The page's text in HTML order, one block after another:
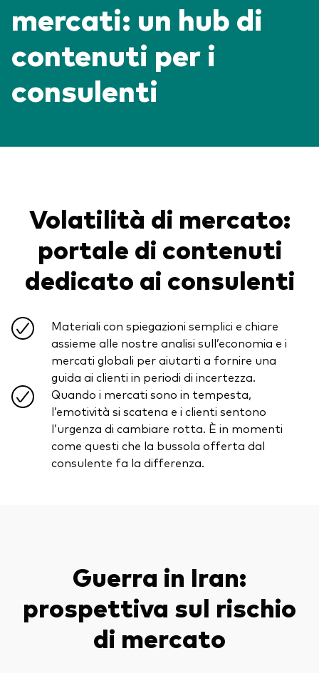
Obbligazionario
Multi-asset
Multi-asset
LifeStrategy
ESG
Obbligazionario a gestione attiva
Portafogli Modello
Mercato monetario
Investi con Vanguard
Come investire con Vanguard
Eventi e webcast
ETF knowledge centre
2026 Outlook di mercato
Il sondaggio Vanguard Advice
Prevenzione delle frodi
Investment stewardship
mercati: un hub di
contenuti per i
consulenti
Volatilità di mercato:
portale di contenuti
dedicato ai consulenti
Materiali con spiegazioni semplici e chiare
assieme alle nostre analisi sull’economia e i
mercati globali per aiutarti a fornire una
guida ai clienti in periodi di incertezza.
Quando i mercati sono in tempesta,
l’emotività si scatena e i clienti sentono
l’urgenza di cambiare rotta. È in momenti
come questi che la bussola offerta dal
consulente fa la differenza.
Guerra in Iran:
prospettiva sul rischio
di mercato